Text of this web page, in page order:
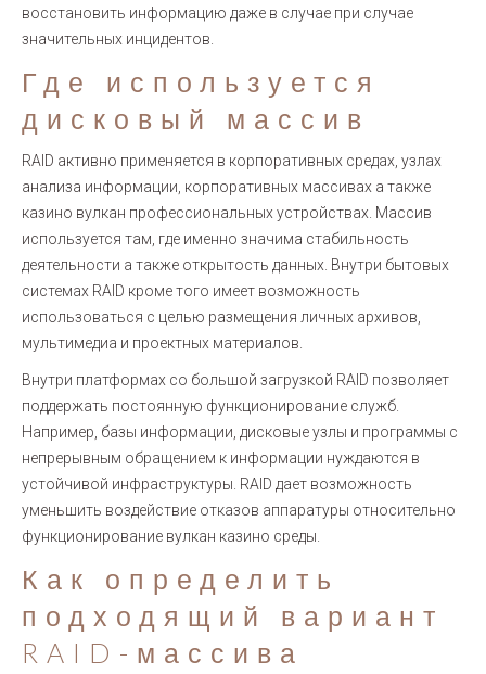
восстановить информацию даже в случае при случае
значительных инцидентов.
Где используется
дисковый массив
RAID активно применяется в корпоративных средах, узлах
анализа информации, корпоративных массивах а также
казино вулкан профессиональных устройствах. Массив
используется там, где именно значима стабильность
деятельности а также открытость данных. Внутри бытовых
системах RAID кроме того имеет возможность
использоваться с целью размещения личных архивов,
мультимедиа и проектных материалов.
Внутри платформах со большой загрузкой RAID позволяет
поддержать постоянную функционирование служб.
Например, базы информации, дисковые узлы и программы с
непрерывным обращением к информации нуждаются в
устойчивой инфраструктуры. RAID дает возможность
уменьшить воздействие отказов аппаратуры относительно
функционирование вулкан казино среды.
Как определить
подходящий вариант
RAID-массива